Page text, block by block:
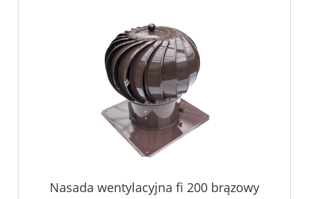
Nasada wentylacyjna fi 200 brązowy